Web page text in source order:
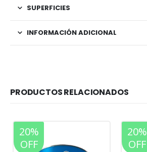
SUPERFICIES
INFORMACIÓN ADICIONAL
PRODUCTOS RELACIONADOS
20%
OFF
20%
OFF